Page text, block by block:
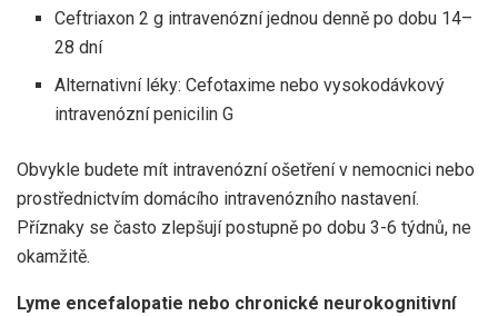
Ceftriaxon 2 g intravenózní jednou denně po dobu 14–
28 dní
Alternativní léky: Cefotaxime nebo vysokodávkový
intravenózní penicilin G
Obvykle budete mít intravenózní ošetření v nemocnici nebo
prostřednictvím domácího intravenózního nastavení.
Příznaky se často zlepšují postupně po dobu 3-6 týdnů, ne
okamžitě.
Lyme encefalopatie nebo chronické neurokognitivní